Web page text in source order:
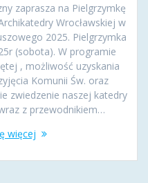
zaprasza na Pielgrzymkę
Wrocławskiej w
2025. Pielgrzymka
(sobota). W programie
, możliwość uzyskania
Komunii Św. oraz
zwiedzenie naszej katedry
z przewodnikiem…
więcej